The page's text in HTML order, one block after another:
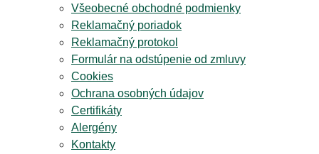
Všeobecné obchodné podmienky
Reklamačný poriadok
Reklamačný protokol
Formulár na odstúpenie od zmluvy
Cookies
Ochrana osobných údajov
Certifikáty
Alergény
Kontakty